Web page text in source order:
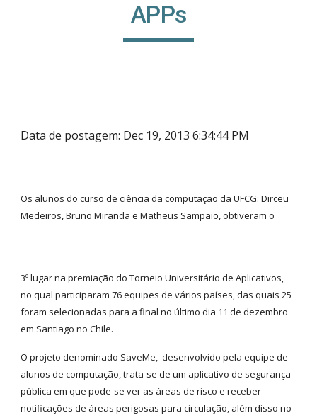
APPs
Data de postagem: Dec 19, 2013 6:34:44 PM
Os alunos do curso de ciência da computação da UFCG: Dirceu
Medeiros, Bruno Miranda e Matheus Sampaio, obtiveram o
3º lugar na premiação do Torneio Universitário de Aplicativos,
no qual participaram 76 equipes de vários países, das quais 25
foram selecionadas para a final no último dia 11 de dezembro
em Santiago no Chile.
O projeto denominado SaveMe, desenvolvido pela equipe de
alunos de computação, trata-se de um aplicativo de segurança
pública em que pode-se ver as áreas de risco e receber
notificações de áreas perigosas para circulação, além disso no